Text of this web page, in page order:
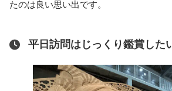
たのは良い思い出です。
平日訪問はじっくり鑑賞した